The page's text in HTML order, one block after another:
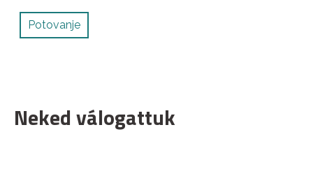
Potovanje
Neked válogattuk